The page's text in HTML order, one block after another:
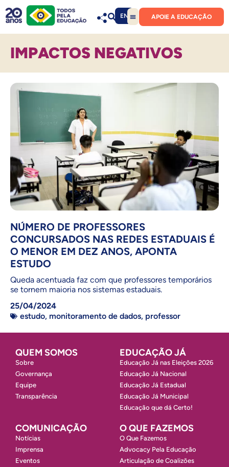
EN APOIE A EDUCAÇÃO
IMPACTOS NEGATIVOS
NÚMERO DE PROFESSORES
CONCURSADOS NAS REDES ESTADUAIS É
O MENOR EM DEZ ANOS, APONTA
ESTUDO
Queda acentuada faz com que professores temporários
se tornem maioria nos sistemas estaduais.
25/04/2024
estudo, monitoramento de dados, professor
QUEM SOMOS
Sobre
Governança
Equipe
Transparência
EDUCAÇÃO JÁ
Educação Já nas Eleições 2026
Educação Já Nacional
Educação Já Estadual
Educação Já Municipal
Educação que dá Certo!
COMUNICAÇÃO
Notícias
Imprensa
Eventos
O QUE FAZEMOS
O Que Fazemos
Advocacy Pela Educação
Articulação de Coalizões